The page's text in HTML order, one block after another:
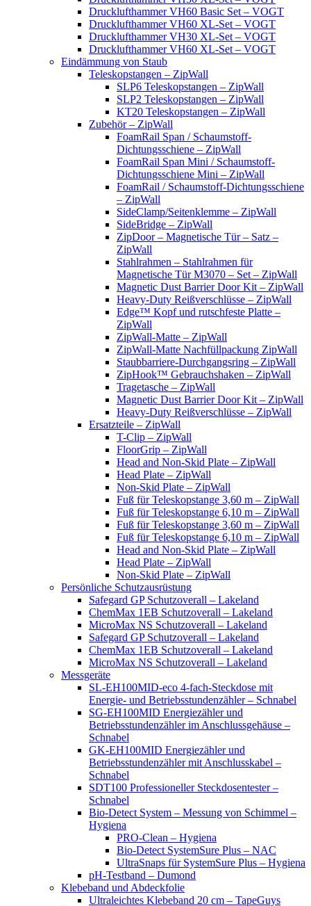
Drucklufthammer VH60 Basic Set – VOGT
Drucklufthammer VH60 XL-Set – VOGT
Drucklufthammer VH30 XL-Set – VOGT
Drucklufthammer VH60 XL-Set – VOGT
Eindämmung von Staub
Teleskopstangen – ZipWall
SLP6 Teleskopstangen – ZipWall
SLP2 Teleskopstangen – ZipWall
KT20 Teleskopstangen – ZipWall
Zubehör – ZipWall
FoamRail Span / Schaumstoff-
Dichtungsschiene – ZipWall
FoamRail Span Mini / Schaumstoff-
Dichtungsschiene Mini – ZipWall
FoamRail / Schaumstoff-Dichtungsschiene
– ZipWall
SideClamp/Seitenklemme – ZipWall
SideBridge – ZipWall
ZipDoor – Magnetische Tür – Satz –
ZipWall
Stahlrahmen – Stahlrahmen für
Magnetische Tür M3070 – Set – ZipWall
Magnetic Dust Barrier Door Kit – ZipWall
Heavy-Duty Reißverschlüsse – ZipWall
Edge™ Kopf und rutschfeste Platte –
ZipWall
ZipWall-Matte – ZipWall
ZipWall-Matte Nachfüllpackung ZipWall
Staubbarriere-Durchgangsring – ZipWall
ZipHook™ Gebrauchshaken – ZipWall
Tragetasche – ZipWall
Magnetic Dust Barrier Door Kit – ZipWall
Heavy-Duty Reißverschlüsse – ZipWall
Ersatzteile – ZipWall
T-Clip – ZipWall
FloorGrip – ZipWall
Head and Non-Skid Plate – ZipWall
Head Plate – ZipWall
Non-Skid Plate – ZipWall
Fuß für Teleskopstange 3,60 m – ZipWall
Fuß für Teleskopstange 6,10 m – ZipWall
Fuß für Teleskopstange 3,60 m – ZipWall
Fuß für Teleskopstange 6,10 m – ZipWall
Head and Non-Skid Plate – ZipWall
Head Plate – ZipWall
Non-Skid Plate – ZipWall
Persönliche Schutzausrüstung
Safegard GP Schutzoverall – Lakeland
ChemMax 1EB Schutzoverall – Lakeland
MicroMax NS Schutzoverall – Lakeland
Safegard GP Schutzoverall – Lakeland
ChemMax 1EB Schutzoverall – Lakeland
MicroMax NS Schutzoverall – Lakeland
Messgeräte
SL-EH100MID-eco 4-fach-Steckdose mit
Energie- und Betriebsstundenzähler – Schnabel
SG-EH100MID Energiezähler und
Betriebsstundenzähler im Anschlussgehäuse –
Schnabel
GK-EH100MID Energiezähler und
Betriebsstundenzähler mit Anschlusskabel –
Schnabel
SDT100 Professioneller Steckdosentester –
Schnabel
Bio-Detect System – Messung von Schimmel –
Hygiena
PRO-Clean – Hygiena
Bio-Detect SystemSure Plus – NAC
UltraSnaps für SystemSure Plus – Hygiena
pH-Testband – Dumond
Klebeband und Abdeckfolie
Ultraleichtes Klebeband 20 cm – TapeGuys